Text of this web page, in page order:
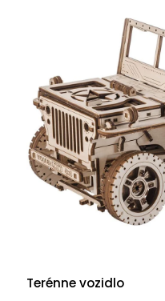
Terénne vozidlo